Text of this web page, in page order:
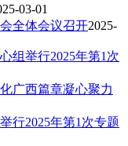
03-01
全体会议召开2025-
组举行2025年第1次
广西篇章凝心聚力
行2025年第1次专题